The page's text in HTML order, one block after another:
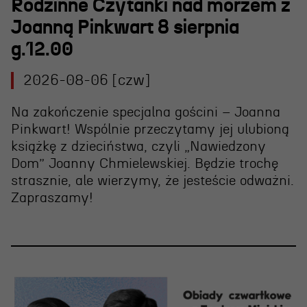
Spektakle wyjazdowe
Sponsorzy
Kontakt & Zespół
Edukacja
Wydarzenia
Oferta edukacyjna
Rodzinne Czytanki nad morzem z
Joanną Pinkwart 8 sierpnia
g.12.00
2026-08-06 [czw]
Na zakończenie specjalna gościni – Joanna
Pinkwart! Wspólnie przeczytamy jej ulubioną
książkę z dzieciństwa, czyli „Nawiedzony
Dom” Joanny Chmielewskiej. Będzie trochę
strasznie, ale wierzymy, że jesteście odważni.
Zapraszamy!